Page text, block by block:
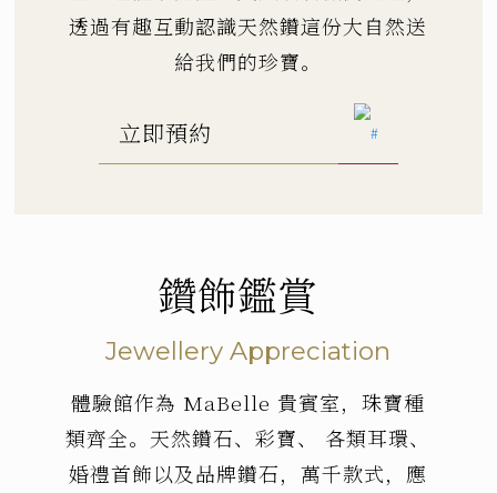
透過有趣互動認識天然鑽這份大自然送
給我們的珍寶。
立即預約
鑽飾鑑賞
Jewellery Appreciation
體驗館作為 MaBelle 貴賓室，珠寶種
類齊全。天然鑽石、彩寶、 各類耳環、
婚禮首飾以及品牌鑽石，萬千款式，應